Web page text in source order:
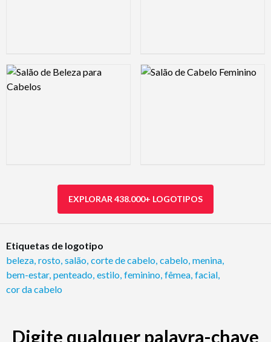
Logo Preview Image Logo Preview Image
EXPLORAR 438.000+ LOGOTIPOS
Etiquetas de logotipo
beleza rosto salão corte de cabelo cabelo menina
bem-estar, penteado estilo feminino fêmea facial
cor da cabelo
Digite qualquer palavra-chave